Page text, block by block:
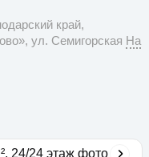
край,
ул. Семигорская На